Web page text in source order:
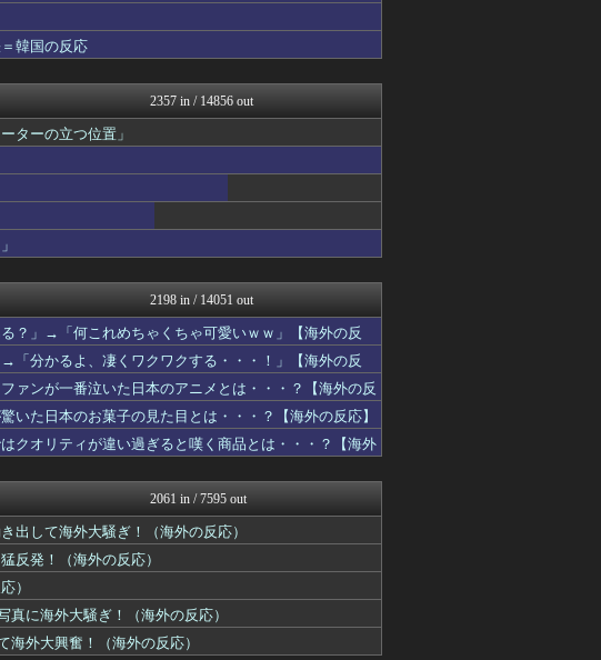
の...
を移...
世界の憂鬱 海外・韓国の反...
突...
海外...
刷り込...
Ask Reddit まと...
る事件...
海外さんいらっしゃい 海外...
は実質...
じゃぽにか反応帳
...
言い訳...
海外トークログ
揺...
反応）
海外のお前ら 海外の反応
歴史...
では...
マニア・オブ・フットボール...
ポーランドボール 翻訳
M...
海外さんいらっしゃい 海外...
海外のお前ら 海外の反応
国人が...
世界の憂鬱 海外・韓国の反...
ホット...
NO FOOTY NO L...
コリアル
ハウメニージャパン！
量←「...
れめち...
海外の反応リサーチ
タイの反応 タイコエ
海外の万国反応記＠海外の反...
アニメリアクト
どうし...
海外トークログ
え尽...
日本と韓国は敵か？味方か？...
韓国の反応
2357 in / 14856 out
ターの立つ位置」
2198 in / 14051 out
？」→「何これめちゃくちゃ可愛いｗｗ」【海外の反
「分かるよ、凄くワクワクする・・・！」【海外の反
ァンが一番泣いた日本のアニメとは・・・？【海外の反
た日本のお菓子の見た目とは・・・？【海外の反応】
クオリティが違い過ぎると嘆く商品とは・・・？【海外
2061 in / 7595 out
出して海外大騒ぎ！（海外の反応）
反発！（海外の反応）
）
に海外大騒ぎ！（海外の反応）
外大興奮！（海外の反応）